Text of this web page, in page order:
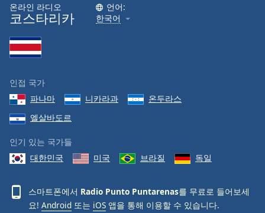
온라인 라디오
코스타리카
언어:
한국어
인접 국가
파나마
니카라과
온두라스
엘살바도르
인기 있는 국가들
대한민국
미국 브라질 독일
스마트폰에서 Radio Punto Puntarenas를 무료로 들어보세
요! Android 또는 iOS 앱을 통해 이용할 수 있습니다.